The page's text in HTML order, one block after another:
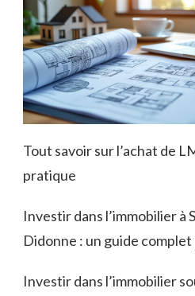
Tout savoir sur l’achat de
pratique
Investir dans l’immobilier à
Didonne : un guide
Investir dans l’immobilier